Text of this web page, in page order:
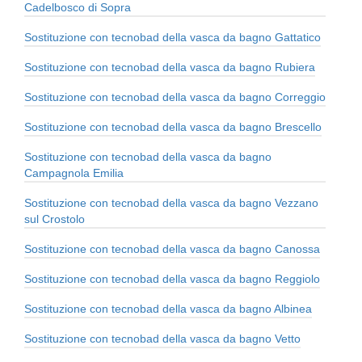
Cadelbosco di Sopra
Sostituzione con tecnobad della vasca da bagno Gattatico
Sostituzione con tecnobad della vasca da bagno Rubiera
Sostituzione con tecnobad della vasca da bagno Correggio
Sostituzione con tecnobad della vasca da bagno Brescello
Sostituzione con tecnobad della vasca da bagno
Campagnola Emilia
Sostituzione con tecnobad della vasca da bagno Vezzano
sul Crostolo
Sostituzione con tecnobad della vasca da bagno Canossa
Sostituzione con tecnobad della vasca da bagno Reggiolo
Sostituzione con tecnobad della vasca da bagno Albinea
Sostituzione con tecnobad della vasca da bagno Vetto